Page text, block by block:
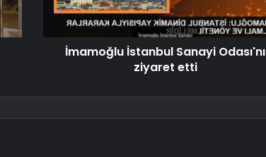
İmamoğlu İstanbul Sanayi Odası'nı
ziyaret etti